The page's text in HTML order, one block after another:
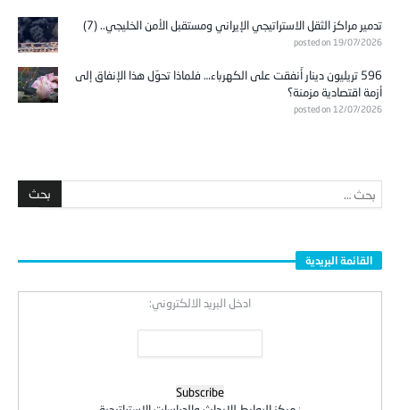
تدمير مراكز الثقل الاستراتيجي الإيراني ومستقبل الأمن الخليجي.. (7)
posted on 19/07/2026
596 تريليون دينار أُنفقت على الكهرباء… فلماذا تحوّل هذا الإنفاق إلى
أزمة اقتصادية مزمنة؟
posted on 12/07/2026
القائمة البريدية
ادخل البريد الالكتروني: